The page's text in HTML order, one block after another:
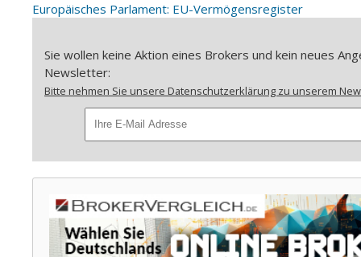
Europäisches Parlament: EU-Vermögensregister
Sie wollen keine Aktion eines Brokers und kein neues
Newsletter:
Bitte nehmen Sie unsere Datenschutzerklärung zu unserem